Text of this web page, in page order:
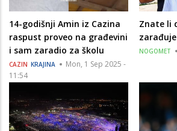
14-godišnji Amin iz Cazina
raspust proveo na građevini
i sam zaradio za školu
CAZIN KRAJINA
Mon, 1 Sep 2025 -
11:54
Znate li
NOGOMET